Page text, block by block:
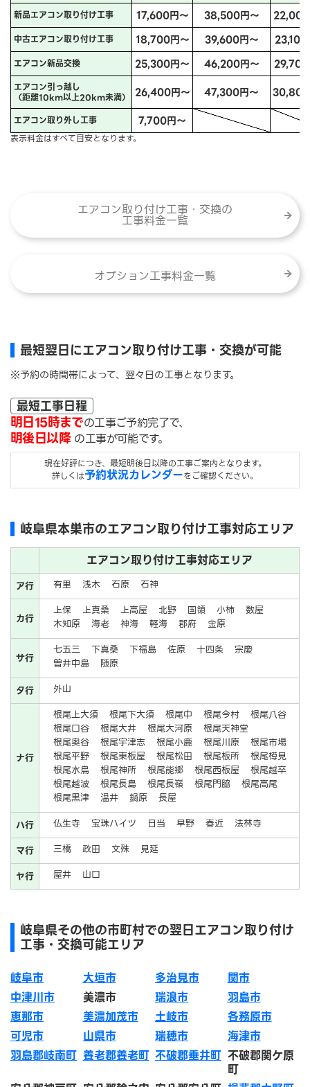
新品エアコン取り付け工事
17,600円～ 38,500円～ 22,000
中古エアコン取り付け工事 18,700円～ 39,600円～ 23,100
エアコン新品交換 25,300円～ 46,200円～ 29,700
エアコン引っ越し
（距離10km以上20km未満） 26,400円～ 47,300円～ 30,800
エアコン取り外し工事 7,700円～
表示料金はすべて目安となります。
エアコン取り付け工事・交換の
工事料金一覧
オプション工事料金一覧
最短翌日にエアコン取り付け工事・交換が可能
※予約の時間帯によって、翌々日の工事となります。
最短工事日程
明日15時までの工事ご予約完了で、
明後日以降 の工事が可能です。
現在好評につき、最短明後日以降の工事ご案内となります。
詳しくは予約状況カレンダーをご確認ください。
岐阜県本巣市のエアコン取り付け工事対応エリア
エアコン取り付け工事対応エリア
ア行 有里 浅木 石原 石神
カ行
上保 上真桑 上高屋 北野 国領 小柿
数屋
木知原
海老 神海 軽海 郡府 金原
サ行
七五三 下真桑 下福島 佐原 十四条
宗慶
曽井中島
随原
タ行
外山
ナ行
根尾上大須 根尾下大須 根尾中 根尾今村
根尾八谷
根尾口谷
根尾大井 根尾大河原
根尾天神堂
根尾奥谷
根尾宇津志 根尾小鹿 根尾川原
根尾市場
根尾平野
根尾東板屋 根尾松田 根尾板所
根尾樽見
根尾水鳥
根尾神所 根尾能郷 根尾西板屋
根尾越卒
根尾越波
根尾長島 根尾長嶺 根尾門脇
根尾高尾
根尾黒津
温井 鍋原
長屋
ハ行
仏生寺 宝珠ハイツ 日当 早野 春近
法林寺
マ行
三橋 政田 文殊
見延
ヤ行
屋井 山口
岐阜県その他の市町村での翌日エアコン取り付け
工事・交換可能エリア
岐阜市 大垣市 多治見市
関市
中津川市
美濃市 瑞浪市
羽島市
恵那市
美濃加茂市 土岐市
各務原市
可児市
山県市 瑞穂市
海津市
羽島郡岐南町 養老郡養老町 不破郡垂井町 不破郡関ケ原
町